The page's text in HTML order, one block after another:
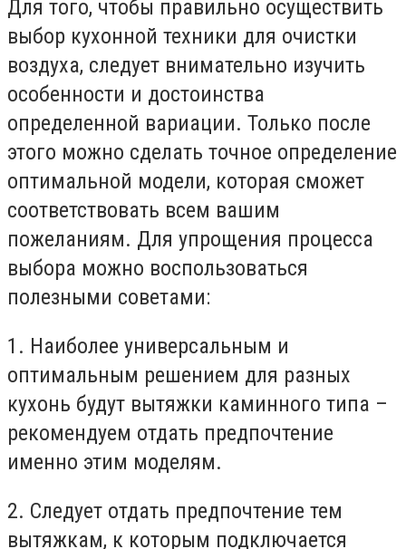
Для того, чтобы правильно осуществить
выбор кухонной техники для очистки
воздуха, следует внимательно изучить
особенности и достоинства
определенной вариации. Только после
этого можно сделать точное определение
оптимальной модели, которая сможет
соответствовать всем вашим
пожеланиям. Для упрощения процесса
выбора можно воспользоваться
полезными советами:
1. Наиболее универсальным и
оптимальным решением для разных
кухонь будут вытяжки каминного типа –
рекомендуем отдать предпочтение
именно этим моделям.
2. Следует отдать предпочтение тем
вытяжкам, к которым подключается